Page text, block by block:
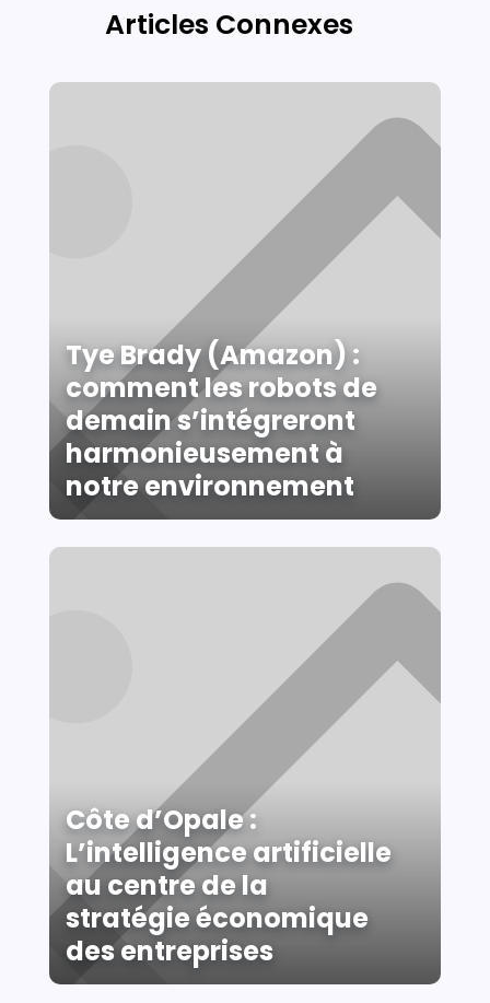
Articles Connexes
Tye Brady (Amazon) :
comment les robots de
demain s’intégreront
harmonieusement à
notre environnement
Côte d’Opale :
L’intelligence artificielle
au centre de la
stratégie économique
des entreprises